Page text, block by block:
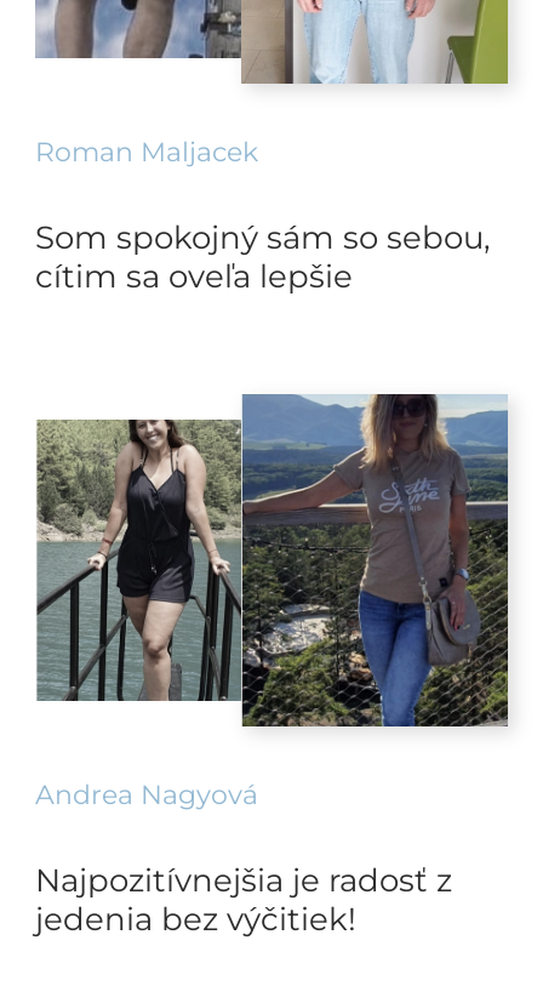
Roman Maljacek
Som spokojný sám so sebou,
cítim sa oveľa lepšie
Andrea Nagyová
Najpozitívnejšia je radosť z
jedenia bez výčitiek!